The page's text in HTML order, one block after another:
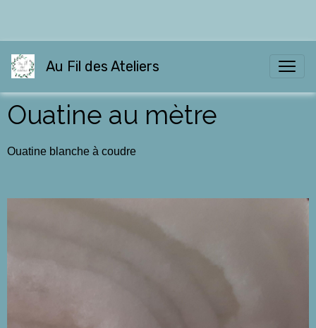
Au Fil des Ateliers
Ouatine au mètre
Ouatine blanche à coudre